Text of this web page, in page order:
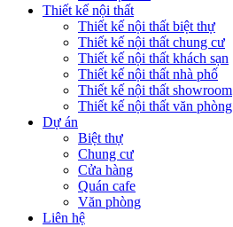
Thiết kế nội thất
Thiết kế nội thất biệt thự
Thiết kế nội thất chung cư
Thiết kế nội thất khách sạn
Thiết kế nội thất nhà phố
Thiết kế nội thất showroom
Thiết kế nội thất văn phòng
Dự án
Biệt thự
Chung cư
Cửa hàng
Quán cafe
Văn phòng
Liên hệ